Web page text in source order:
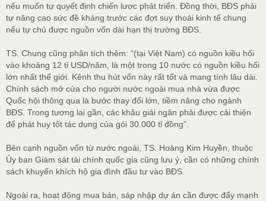
nếu muốn tự quyết định chiến lược phát triển. Đồng thời, BĐS phải
tự nâng cao sức đề kháng trước các đợt suy thoái kinh tế chung
nếu tự chủ được nguồn vốn dài hạn thị trường BĐS.
TS. Chung cũng phân tích thêm: “(tại Việt Nam) có nguồn kiều hối
vào khoảng 12 tỉ USD/năm, là một trong 10 nước có nguồn kiều hối
lớn nhất thế giới. Kênh thu hút vốn này rất tốt và mang tính lâu dài.
Chính sách mở cửa cho người nước ngoài mua nhà vừa được
Quốc hội thông qua là bước thay đổi lớn, tiềm năng cho ngành
BĐS. Trong tương lai gần, các khâu giải ngân phải được cải thiện
để phát huy tốt tác dụng của gói 30.000 tỉ đồng”.
Bên cạnh nguồn vốn từ nước ngoài, TS. Hoàng Kim Huyền, thuộc
Ủy ban Giám sát tài chính quốc gia cũng lưu ý, cần có những chính
sách khuyến khích hộ gia đình đầu tư vào BĐS.
Ngoài ra, hoạt động mua bán, sáp nhập dự án cần được đẩy mạnh